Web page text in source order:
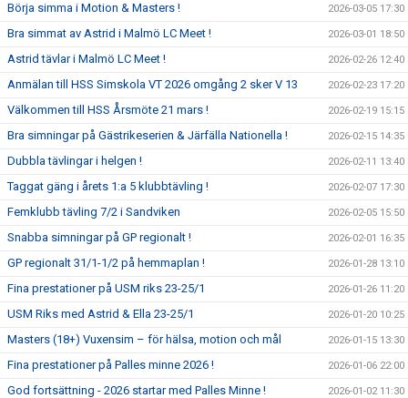
Börja simma i Motion & Masters ! 2026-03-05 17:30
Bra simmat av Astrid i Malmö LC Meet ! 2026-03-01 18:50
Astrid tävlar i Malmö LC Meet ! 2026-02-26 12:40
Anmälan till HSS Simskola VT 2026 omgång 2 sker V 13 2026-02-23 17:20
Välkommen till HSS Årsmöte 21 mars ! 2026-02-19 15:15
Bra simningar på Gästrikeserien & Järfälla Nationella ! 2026-02-15 14:35
Dubbla tävlingar i helgen ! 2026-02-11 13:40
Taggat gäng i årets 1:a 5 klubbtävling ! 2026-02-07 17:30
Femklubb tävling 7/2 i Sandviken 2026-02-05 15:50
Snabba simningar på GP regionalt ! 2026-02-01 16:35
GP regionalt 31/1-1/2 på hemmaplan ! 2026-01-28 13:10
Fina prestationer på USM riks 23-25/1 2026-01-26 11:20
USM Riks med Astrid & Ella 23-25/1 2026-01-20 10:25
Masters (18+) Vuxensim – för hälsa, motion och mål 2026-01-15 13:30
Fina prestationer på Palles minne 2026 ! 2026-01-06 22:00
God fortsättning - 2026 startar med Palles Minne ! 2026-01-02 11:30